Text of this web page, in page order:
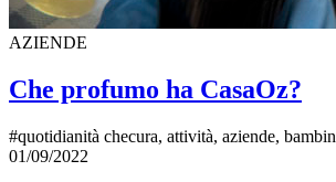
AZIENDE
Che profumo ha CasaOz?
#quotidianità checura, attività, aziende,
01/09/2022